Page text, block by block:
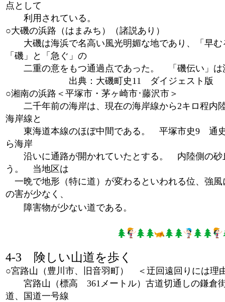
点として
利用されている。
○大磯の浜路（はまみち）（諸説あり）
大磯は海浜で名高い風光明媚な地であり、「早
「磯」と「急ぐ」の
二重の意をもつ通過点であった。 「磯伝い」は
出典：大磯町史11 ダイジェスト版 ｐ62
○湘南の浜路＜平塚市・茅ヶ崎市･藤沢市＞
二千年前の海岸は、現在の海岸線から2キロ程内
海岸線と
東海道本線のほぼ中間である。 平塚市史9 通史
ら海岸
沿いに通路が開かれていたとする。 内陸側の砂
う。 当地区は
一晩で地形（特に道）が変わるといわれる位、強
の害が少なく、
障害物が少ない道である。
4-3 険しい山道を歩く
○宮路山（豊川市、旧音羽町） ＜迂回遠回りには理
宮路山（標高 361メートル）古道切通しの鎌倉
道、国道一号線